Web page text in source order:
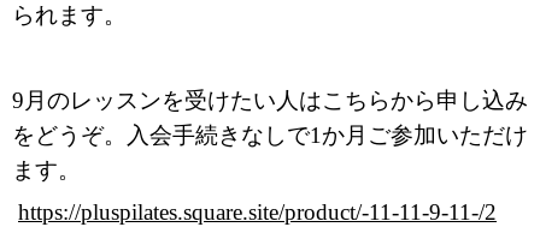
られます。
9月のレッスンを受けたい人はこちらから申し込み
をどうぞ。入会手続きなしで1か月ご参加いただけ
ます。
https://pluspilates.square.site/product/-11-11-9-11-/2